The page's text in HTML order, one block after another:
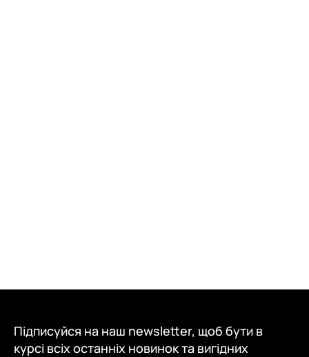
Підписуйся на наш newsletter, щоб бути в
курсі всіх останніх новинок та вигідних